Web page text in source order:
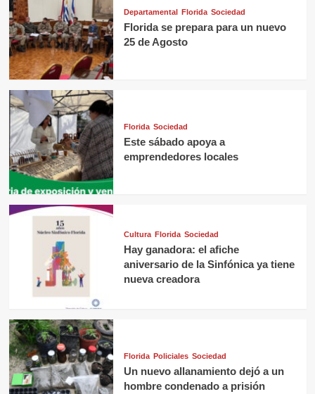
Departamental Florida Sociedad
Florida se prepara para un nuevo
25 de Agosto
Florida Sociedad
Este sábado apoya a
emprendedores locales
Cultura Florida Sociedad
Hay ganadora: el afiche
aniversario de la Sinfónica ya tiene
nueva creadora
Florida Policiales Sociedad
Un nuevo allanamiento dejó a un
hombre condenado a prisión